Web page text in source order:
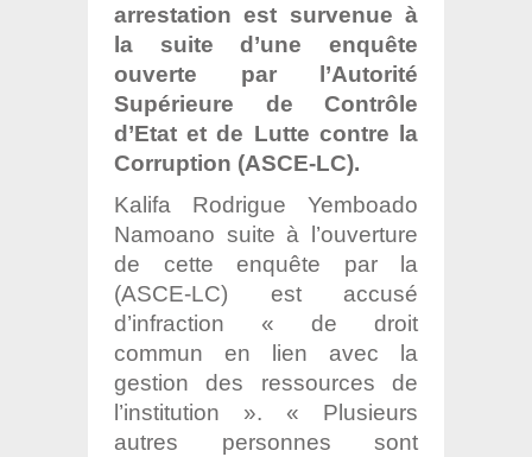
arrestation est survenue à
la suite d’une enquête
ouverte par l’Autorité
Supérieure de Contrôle
d’Etat et de Lutte contre la
Corruption (ASCE-LC).
Kalifa Rodrigue Yemboado
Namoano suite à l’ouverture
de cette enquête par la
(ASCE-LC) est accusé
d’infraction « de droit
commun en lien avec la
gestion des ressources de
l’institution ». « Plusieurs
autres personnes sont